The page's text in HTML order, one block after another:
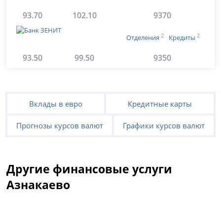
93.70 102.10 9370
Отделения 2 Кредиты 2
93.50 99.50 9350
Вклады в евро Кредитные карты
Прогнозы курсов валют Графики курсов валют
Другие финансовые услуги
Азнакаево